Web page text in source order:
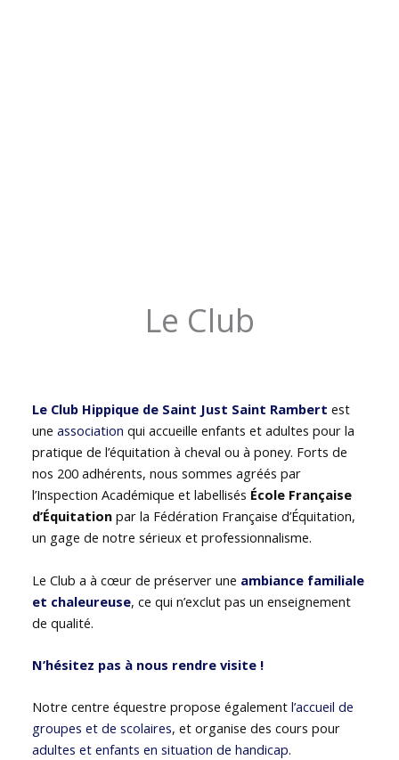
Le Club
Le Club Hippique de Saint Just Saint Rambert est
uneassociation qui accueille enfants et adultes pour la
pratique de l’équitation à cheval ou à poney. Forts de
nos 200 adhérents, nous sommes agréés par
l’Inspection Académique et labellisés École Française
d’Équitation par la Fédération Française d’Équitation,
un gage de notre sérieux et professionnalisme.
Le Club a à cœur de préserver une ambiance familiale
et chaleureuse, ce qui n’exclut pas un enseignement
de qualité.
N’hésitez pas à nous rendre visite !
Notre centre équestre propose égalementl’accueil de
groupes et de scolaires, et organise des cours pour
adultes et enfants en situation de handicap.